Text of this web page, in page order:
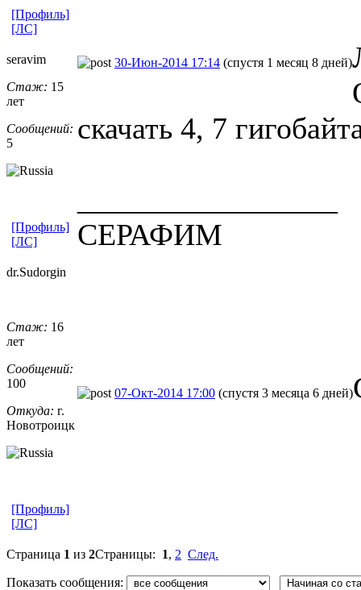
[Профиль]
[ЛС]
seravim
Стаж: 15
лет
Сообщений:
5
30-Июн-2014 17:14 (спустя 1 месяц 8 дней)
скачать 4, 7
СЕРАФИМ
[Профиль]
[ЛС]
dr.Sudorgin
Стаж: 16
лет
Сообщений:
100
Откуда: г.
Новотроицк
07-Окт-2014 17:00 (спустя 3 месяца 6 дней)
[Профиль]
[ЛС]
Страница 1 из 2Страницы: 1, 2 След.
Показать сообщения: